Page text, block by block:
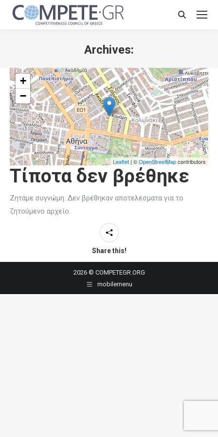
Search:
Archives:
+
−
Leaflet| ©OpenStreetMapcontributors
Τίποτα δεν βρέθηκε
Ζητάμε συγνώμη. Δεν βρέθηκαν αποτελέσματα για το
ζητούμενο αρχείο.
Share this!
2026 © COMPETEGR.ORG
mobilemenu